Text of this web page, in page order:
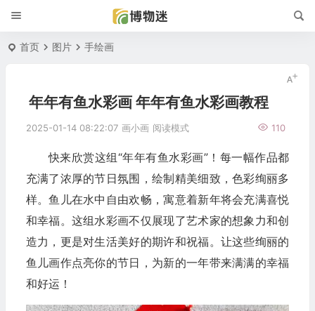
首页 图片 手绘画
年年有鱼水彩画 年年有鱼水彩画教程
2025-01-14 08:22:07 画小画 110
阅读模式
快来欣赏这组“年年有鱼水彩画”！每一幅作品都
充满了浓厚的节日氛围，绘制精美细致，色彩绚丽多
样。鱼儿在水中自由欢畅，寓意着新年将会充满喜悦
和幸福。这组水彩画不仅展现了艺术家的想象力和创
造力，更是对生活美好的期许和祝福。让这些绚丽的
鱼儿画作点亮你的节日，为新的一年带来满满的幸福
和好运！